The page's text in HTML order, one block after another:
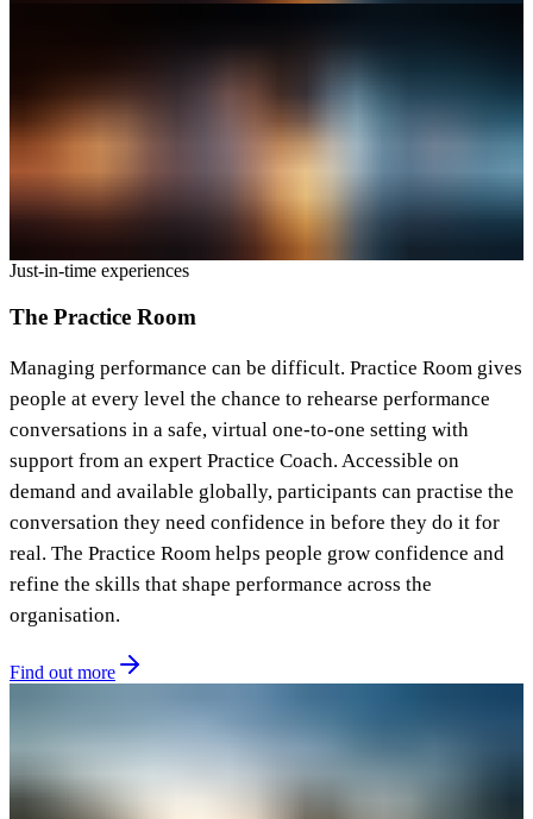
Just-in-time experiences​​​​‌ ‍ ​‍​‍‌‍ ‌ ​‍‌‍‍‌‌‍‌ ‌‍‍‌‌‍ ‍​‍​‍​ ‍‍​‍​‍‌ ​ ‌‍​‌‌‍ ‍‌‍‍‌‌ ‌​‌ ‍‌​‍ ‍‌‍‍‌‌‍ ​‍​‍​‍ ​​‍​‍‌‍‍​‌ ​‍‌‍‌‌‌‍‌‍​‍​‍​ ‍‍​‍​‍‌‍‍​‌ ‌​‌ ‌​‌ ​​​ ‍‍​‍ ​‍ ‌‍ ​‌‍ ‌‍​ ‌‍​‌‌‍ ​‌‍‍​‌‍ ‌ ​ ‌ ‌​​ ‍‍​ ​ ​ ​ ​ ​ ​ ​ ​‍ ‌‍‍‌‌‍ ‍‌ ‌​‌‍‌‌‌‍ ‍‌ ‌​​‍ ‌‍‌‌‌‍‌​‌‍‍‌‌ ‌​​‍ ‌‍ ‌‌‍ ‌‍‌​‌‍‌‌​ ‌‌ ​​‌ ​‍‌‍‌‌‌ ​ ‌‍‌‌‌‍ ‍‌ ‌​‌‍​‌‌ ‌​‌‍‍‌‌‍ ‌‍ ‍​ ‍ ‌‍‍‌‌‍‌​​ ‌​ ​‌​ ​‍‌‍​ ​ ​ ‌‍‌‍‌‍​ ‌‍​ ‌‍‌‌​‍ ‌​ ‌​​ ​‍‌‍‌​​ ​‌​‍ ‌​ ‌​​ ‌‍‌‍‌​‌‍​ ​‍ ‌​ ‍‌​ ‍​‌‍‌‌‌‍​‍​‍ ‌‌‍​ ​ ​‌‌‍‌‌‌‍​ ​ ​‍‌‍‌​‌‍‌‌‌‍‌​‌‍​ ‌‍‌‌​ ‌‍​ ‌​​ ‍ ‌ ‌​‌ ‍‌‌ ​​‌‍‌‌​ ‌‌ ​​‌‍​‌‌‍‌ ‌‍‌‌​ ‍ ‌ ​​‌‍​‌‌ ‌​‌‍‍​​ ‌‌ ​​‌‍​‌‌‍‌ ‌‍‌‌‌​​‍‌ ‌‌‌‍‍‌‌‍ ​‌‍‌​‌‍‌‌‌ ​‍​‍‌‌​ ‌‌‌​​‍‌‌ ‌‍‍ ‌‍‌‌‌ ‍‌​‍‌‌​ ​ ‌​‌​​‍‌‌​ ​ ‌​‌​​‍‌‌​ ​‍​ ​‍​ ‌​​ ​​‌‍​‍​ ​‌​ ‍​​ ​‍‌‍‌‌​ ‌​‌‍‌‍​ ​ ​ ‍‌‌‍‌‌​‍‌‌​ ​‍​ ​‍​‍‌‌​ ‌‌‌​‌​​‍ ‍‌‍​ ‌‍​‌‌ ​‍‌‍‌​‌ ​ ​‍‌‌​ ‌‌‌​​‍‌‌ ‌‍‍ ‌‍‌‌‌ ‍‌​‍‌‌​ ​ ‌​‌​​‍‌‌​ ​ ‌​‌​​‍‌‌​ ​‍​ ​‍​ ‍​​ ​​​ ‌‍‌‍​‌‌‍​‌​ ​‍​ ​‌‌‍‌‍‌‍‌‍‌‍‌‌​ ‌​‌‍‌‌​‍‌‌​ ​‍​ ​‍​‍‌‌​ ‌‌‌​‌​​‍ ‍‌ ​ ‌ ‌‌‌‍​‍‌‌‌​‌‍‍‌‌ ‌​‌‍ ​‌‍‌‌​ ‌‍​‍‌‍​‌‌ ​ ‌‍‌‌‌‌‌‌‌ ​‍‌‍ ​​ ‌‌‍‍​‌ ‌​‌ ‌​‌ ​​​‍‌‌​ ​ ‌​​‌​‍‌‌​ ​‍‌​‌‍​‍‌‌​ ​‍‌​‌‍‌‍ ​‌‍ ‌‍​ ‌‍​‌‌‍ ​‌‍‍​‌‍ ‌ ​ ‌ ‌​​‍‌‌​ ​ ‌​​‌​ ​ ​ ​ ​ ​ ​ ​ ​‍‌‍‌‍‍‌‌‍‌​​ ‌​ ​‌​ ​‍‌‍​ ​ ​ ‌‍‌‍‌‍​ ‌‍​ ‌‍‌‌​‍ ‌​ ‌​​ ​‍‌‍‌​​ ​‌​‍ ‌​ ‌​​ ‌‍‌‍‌​‌‍​ ​‍ ‌​ ‍‌​ ‍​‌‍‌‌‌‍​‍​‍ ‌‌‍​ ​ ​‌‌‍‌‌‌‍​ ​ ​‍‌‍‌​‌‍‌‌‌‍‌​‌‍​ ‌‍‌‌​ ‌‍​ ‌​​‍‌‍‌ ‌​‌ ‍‌‌ ​​‌‍‌‌​ ‌‌ ​​‌‍​‌‌‍‌ ‌‍‌‌​‍‌‍‌ ​​‌‍​‌‌ ‌​‌‍‍​​ ‌‌ ​​‌‍​‌‌‍‌ ‌‍‌‌‌​​‍‌ ‌‌‌‍‍‌‌‍ ​‌‍‌​‌‍‌‌‌ ​‍​‍‌‌​ ‌‌‌​​‍‌‌ ‌‍‍ ‌‍‌‌‌ ‍‌​‍‌‌​ ​ ‌​‌​​‍‌‌​ ​ ‌​‌​​‍‌‌​ ​‍​ ​‍​ ‌​​ ​​‌‍​‍​ ​‌​ ‍​​ ​‍‌‍‌‌​ ‌​‌‍‌‍​ ​ ​ ‍‌‌‍‌‌​‍‌‌​ ​‍​ ​‍​‍‌‌​ ‌‌‌​‌​​‍ ‍‌‍​ ‌‍​‌‌ ​‍‌‍‌​‌ ​ ​‍‌‌​ ‌‌‌​​‍‌‌ ‌‍‍ ‌‍‌‌‌ ‍‌​‍‌‌​ ​ ‌​‌​​‍‌‌​ ​ ‌​‌​​‍‌‌​ ​‍​ ​‍​ ‍​​ ​​​ ‌‍‌‍​‌‌‍​‌​ ​‍​ ​‌‌‍‌‍‌‍‌‍‌‍‌‌​ ‌​‌‍‌‌​‍‌‌​ ​‍​ ​‍​‍‌‌​ ‌‌‌​‌​​‍ ‍‌ ​ ‌ ‌‌‌‍​‍‌‌‌​‌‍‍‌‌ ‌​‌‍ ​‌‍‌‌​‍‌‍‌ ​​‌‍‌‌‌ ​‍‌ ​ ‌ ​​‌‍‌‌‌‍​ ‌ ‌​‌‍‍‌‌ ‌‍‌‍‌‌​ ‌‌ ​​‌ ‌‌‌‍​‍‌‍ ​‌‍‍‌‌ ​ ‌‍‍​‌‍‌‌‌‍‌​​‍​‍‌ ‌
The Practice Room​​​​‌ ‍ ​‍​‍‌‍ ‌ ​‍‌‍‍‌‌‍‌ ‌‍‍‌‌‍ ‍​‍​‍​ ‍‍​‍​‍‌ ​ ‌‍​‌‌‍ ‍‌‍‍‌‌ ‌​‌ ‍‌​‍ ‍‌‍‍‌‌‍ ​‍​‍​‍ ​​‍​‍‌‍‍​‌ ​‍‌‍‌‌‌‍‌‍​‍​‍​ ‍‍​‍​‍‌‍‍​‌ ‌​‌ ‌​‌ ​​​ ‍‍​‍ ​‍ ‌‍ ​‌‍ ‌‍​ ‌‍​‌‌‍ ​‌‍‍​‌‍ ‌ ​ ‌ ‌​​ ‍‍​ ​ ​ ​ ​ ​ ​ ​ ​‍ ‌‍‍‌‌‍ ‍‌ ‌​‌‍‌‌‌‍ ‍‌ ‌​​‍ ‌‍‌‌‌‍‌​‌‍‍‌‌ ‌​​‍ ‌‍ ‌‌‍ ‌‍‌​‌‍‌‌​ ‌‌ ​​‌ ​‍‌‍‌‌‌ ​ ‌‍‌‌‌‍ ‍‌ ‌​‌‍​‌‌ ‌​‌‍‍‌‌‍ ‌‍ ‍​ ‍ ‌‍‍‌‌‍‌​​ ‌​ ​‌​ ​‍‌‍​ ​ ​ ‌‍‌‍‌‍​ ‌‍​ ‌‍‌‌​‍ ‌​ ‌​​ ​‍‌‍‌​​ ​‌​‍ ‌​ ‌​​ ‌‍‌‍‌​‌‍​ ​‍ ‌​ ‍‌​ ‍​‌‍‌‌‌‍​‍​‍ ‌‌‍​ ​ ​‌‌‍‌‌‌‍​ ​ ​‍‌‍‌​‌‍‌‌‌‍‌​‌‍​ ‌‍‌‌​ ‌‍​ ‌​​ ‍ ‌ ‌​‌ ‍‌‌ ​​‌‍‌‌​ ‌‌ ​​‌‍​‌‌‍‌ ‌‍‌‌​ ‍ ‌ ​​‌‍​‌‌ ‌​‌‍‍​​ ‌‌ ​​‌‍​‌‌‍‌ ‌‍‌‌‌​​‍‌ ‌‌‌‍‍‌‌‍ ​‌‍‌​‌‍‌‌‌ ​‍​‍‌‌​ ‌‌‌​​‍‌‌ ‌‍‍ ‌‍‌‌‌ ‍‌​‍‌‌​ ​ ‌​‌​​‍‌‌​ ​ ‌​‌​​‍‌‌​ ​‍​ ​‍​ ‌​​ ​​‌‍​‍​ ​‌​ ‍​​ ​‍‌‍‌‌​ ‌​‌‍‌‍​ ​ ​ ‍‌‌‍‌‌​‍‌‌​ ​‍​ ​‍​‍‌‌​ ‌‌‌​‌​​‍ ‍‌‍​ ‌‍​‌‌ ​‍‌‍‌​‌ ​ ​‍‌‌​ ‌‌‌​​‍‌‌ ‌‍‍ ‌‍‌‌‌ ‍‌​‍‌‌​ ​ ‌​‌​​‍‌‌​ ​ ‌​‌​​‍‌‌​ ​‍​ ​‍​ ‍​​ ​​​ ‌‍‌‍​‌‌‍​‌​ ​‍​ ​‌‌‍‌‍‌‍‌‍‌‍‌‌​ ‌​‌‍‌‌​‍‌‌​ ​‍​ ​‍​‍‌‌​ ‌‌‌​‌​​‍ ‍‌ ‌​‌‍‍‌‌ ‌​‌‍ ​‌‍‌‌​ ‌‍​‍‌‍​‌‌ ​ ‌‍‌‌‌‌‌‌‌ ​‍‌‍ ​​ ‌‌‍‍​‌ ‌​‌ ‌​‌ ​​​‍‌‌​ ​ ‌​​‌​‍‌‌​ ​‍‌​‌‍​‍‌‌​ ​‍‌​‌‍‌‍ ​‌‍ ‌‍​ ‌‍​‌‌‍ ​‌‍‍​‌‍ ‌ ​ ‌ ‌​​‍‌‌​ ​ ‌​​‌​ ​ ​ ​ ​ ​ ​ ​ ​‍‌‍‌‍‍‌‌‍‌​​ ‌​ ​‌​ ​‍‌‍​ ​ ​ ‌‍‌‍‌‍​ ‌‍​ ‌‍‌‌​‍ ‌​ ‌​​ ​‍‌‍‌​​ ​‌​‍ ‌​ ‌​​ ‌‍‌‍‌​‌‍​ ​‍ ‌​ ‍‌​ ‍​‌‍‌‌‌‍​‍​‍ ‌‌‍​ ​ ​‌‌‍‌‌‌‍​ ​ ​‍‌‍‌​‌‍‌‌‌‍‌​‌‍​ ‌‍‌‌​ ‌‍​ ‌​​‍‌‍‌ ‌​‌ ‍‌‌ ​​‌‍‌‌​ ‌‌ ​​‌‍​‌‌‍‌ ‌‍‌‌​‍‌‍‌ ​​‌‍​‌‌ ‌​‌‍‍​​ ‌‌ ​​‌‍​‌‌‍‌ ‌‍‌‌‌​​‍‌ ‌‌‌‍‍‌‌‍ ​‌‍‌​‌‍‌‌‌ ​‍​‍‌‌​ ‌‌‌​​‍‌‌ ‌‍‍ ‌‍‌‌‌ ‍‌​‍‌‌​ ​ ‌​‌​​‍‌‌​ ​ ‌​‌​​‍‌‌​ ​‍​ ​‍​ ‌​​ ​​‌‍​‍​ ​‌​ ‍​​ ​‍‌‍‌‌​ ‌​‌‍‌‍​ ​ ​ ‍‌‌‍‌‌​‍‌‌​ ​‍​ ​‍​‍‌‌​ ‌‌‌​‌​​‍ ‍‌‍​ ‌‍​‌‌ ​‍‌‍‌​‌ ​ ​‍‌‌​ ‌‌‌​​‍‌‌ ‌‍‍ ‌‍‌‌‌ ‍‌​‍‌‌​ ​ ‌​‌​​‍‌‌​ ​ ‌​‌​​‍‌‌​ ​‍​ ​‍​ ‍​​ ​​​ ‌‍‌‍​‌‌‍​‌​ ​‍​ ​‌‌‍‌‍‌‍‌‍‌‍‌‌​ ‌​‌‍‌‌​‍‌‌​ ​‍​ ​‍​‍‌‌​ ‌‌‌​‌​​‍ ‍‌ ‌​‌‍‍‌‌ ‌​‌‍ ​‌‍‌‌​‍‌‍‌ ​​‌‍‌‌‌ ​‍‌ ​ ‌ ​​‌‍‌‌‌‍​ ‌ ‌​‌‍‍‌‌ ‌‍‌‍‌‌​ ‌‌ ​​‌ ‌‌‌‍​‍‌‍ ​‌‍‍‌‌ ​ ‌‍‍​‌‍‌‌‌‍‌​​‍​‍‌ ‌
Managing performance can be difficult. Practice Room gives
people at every level the chance to rehearse performance
conversations in a safe, virtual one-to-one setting with
support from an expert Practice Coach. Accessible on
demand and available globally, participants can practise the
conversation they need confidence in before they do it for
real. The Practice Room helps people grow confidence and
refine the skills that shape performance across the
organisation.​​​​‌ ‍ ​‍​‍‌‍ ‌ ​‍‌‍‍‌‌‍‌ ‌‍‍‌‌‍ ‍​‍​‍​ ‍‍​‍​‍‌ ​ ‌‍​‌‌‍ ‍‌‍‍‌‌ ‌​‌ ‍‌​‍ ‍‌‍‍‌‌‍ ​‍​‍​‍ ​​‍​‍‌‍‍​‌ ​‍‌‍‌‌‌‍‌‍​‍​‍​ ‍‍​‍​‍‌‍‍​‌ ‌​‌ ‌​‌ ​​​ ‍‍​‍ ​‍ ‌‍ ​‌‍ ‌‍​ ‌‍​‌‌‍ ​‌‍‍​‌‍ ‌ ​ ‌ ‌​​ ‍‍​ ​ ​ ​ ​ ​ ​ ​ ​‍ ‌‍‍‌‌‍ ‍‌ ‌​‌‍‌‌‌‍ ‍‌ ‌​​‍ ‌‍‌‌‌‍‌​‌‍‍‌‌ ‌​​‍ ‌‍ ‌‌‍ ‌‍‌​‌‍‌‌​ ‌‌ ​​‌ ​‍‌‍‌‌‌ ​ ‌‍‌‌‌‍ ‍‌ ‌​‌‍​‌‌ ‌​‌‍‍‌‌‍ ‌‍ ‍​ ‍ ‌‍‍‌‌‍‌​​ ‌​ ​‌​ ​‍‌‍​ ​ ​ ‌‍‌‍‌‍​ ‌‍​ ‌‍‌‌​‍ ‌​ ‌​​ ​‍‌‍‌​​ ​‌​‍ ‌​ ‌​​ ‌‍‌‍‌​‌‍​ ​‍ ‌​ ‍‌​ ‍​‌‍‌‌‌‍​‍​‍ ‌‌‍​ ​ ​‌‌‍‌‌‌‍​ ​ ​‍‌‍‌​‌‍‌‌‌‍‌​‌‍​ ‌‍‌‌​ ‌‍​ ‌​​ ‍ ‌ ‌​‌ ‍‌‌ ​​‌‍‌‌​ ‌‌ ​​‌‍​‌‌‍‌ ‌‍‌‌​ ‍ ‌ ​​‌‍​‌‌ ‌​‌‍‍​​ ‌‌ ​​‌‍​‌‌‍‌ ‌‍‌‌‌​​‍‌ ‌‌‌‍‍‌‌‍ ​‌‍‌​‌‍‌‌‌ ​‍​‍‌‌​ ‌‌‌​​‍‌‌ ‌‍‍ ‌‍‌‌‌ ‍‌​‍‌‌​ ​ ‌​‌​​‍‌‌​ ​ ‌​‌​​‍‌‌​ ​‍​ ​‍​ ‌​​ ​​‌‍​‍​ ​‌​ ‍​​ ​‍‌‍‌‌​ ‌​‌‍‌‍​ ​ ​ ‍‌‌‍‌‌​‍‌‌​ ​‍​ ​‍​‍‌‌​ ‌‌‌​‌​​‍ ‍‌‍​ ‌‍​‌‌ ​‍‌‍‌​‌ ​ ​‍‌‌​ ‌‌‌​​‍‌‌ ‌‍‍ ‌‍‌‌‌ ‍‌​‍‌‌​ ​ ‌​‌​​‍‌‌​ ​ ‌​‌​​‍‌‌​ ​‍​ ​‍​ ‍​​ ​​​ ‌‍‌‍​‌‌‍​‌​ ​‍​ ​‌‌‍‌‍‌‍‌‍‌‍‌‌​ ‌​‌‍‌‌​‍‌‌​ ​‍​ ​‍​‍‌‌​ ‌‌‌​‌​​‍ ‍‌ ​‍‌‍‍‌‌‍​ ‌‍‍​‌‌‌​‌‍‌‌‌ ‍​‌ ‌​​‍‌‌​ ‌‌‌​​‍‌‌ ‌‍‍ ‌‍‌‌‌ ‍‌​‍‌‌​ ​ ‌​‌​​‍‌‌​ ​ ‌​‌​​‍‌‌​ ​‍​ ​‍‌‍​‍​ ​‌​ ‍​‌‍‌‍​ ​ ​ ​​​ ​‌‌‍‌​‌‍​ ‌‍‌‌‌‍​‌​ ‍​​‍‌‌​ ​‍​ ​‍​‍‌‌​ ‌‌‌​‌​​‍ ‍‌‍​ ‌‍‍​‌‍‍‌‌‍ ​‌‍‌​‌ ​‍‌‍‌‌‌‍ ‍​‍‌‌​ ‌‌‌​​‍‌‌ ‌‍‍ ‌‍‌‌‌ ‍‌​‍‌‌​ ​ ‌​‌​​‍‌‌​ ​ ‌​‌​​‍‌‌​ ​‍​ ​‍​ ​ ‌‍‌‌​ ​‍​ ‌‌​ ‍‌​ ​ ​ ‍‌​ ​​​ ‍‌​ ​​​ ‍​‌‍​‌​‍‌‌​ ​‍​ ​‍​‍‌‌​ ‌‌‌​‌​​‍ ‍‌ ‌​‌‍‌‌‌ ‍​‌ ‌​​ ‌‍​‍‌‍​‌‌ ​ ‌‍‌‌‌‌‌‌‌ ​‍‌‍ ​​ ‌‌‍‍​‌ ‌​‌ ‌​‌ ​​​‍‌‌​ ​ ‌​​‌​‍‌‌​ ​‍‌​‌‍​‍‌‌​ ​‍‌​‌‍‌‍ ​‌‍ ‌‍​ ‌‍​‌‌‍ ​‌‍‍​‌‍ ‌ ​ ‌ ‌​​‍‌‌​ ​ ‌​​‌​ ​ ​ ​ ​ ​ ​ ​ ​‍‌‍‌‍‍‌‌‍‌​​ ‌​ ​‌​ ​‍‌‍​ ​ ​ ‌‍‌‍‌‍​ ‌‍​ ‌‍‌‌​‍ ‌​ ‌​​ ​‍‌‍‌​​ ​‌​‍ ‌​ ‌​​ ‌‍‌‍‌​‌‍​ ​‍ ‌​ ‍‌​ ‍​‌‍‌‌‌‍​‍​‍ ‌‌‍​ ​ ​‌‌‍‌‌‌‍​ ​ ​‍‌‍‌​‌‍‌‌‌‍‌​‌‍​ ‌‍‌‌​ ‌‍​ ‌​​‍‌‍‌ ‌​‌ ‍‌‌ ​​‌‍‌‌​ ‌‌ ​​‌‍​‌‌‍‌ ‌‍‌‌​‍‌‍‌ ​​‌‍​‌‌ ‌​‌‍‍​​ ‌‌ ​​‌‍​‌‌‍‌ ‌‍‌‌‌​​‍‌ ‌‌‌‍‍‌‌‍ ​‌‍‌​‌‍‌‌‌ ​‍​‍‌‌​ ‌‌‌​​‍‌‌ ‌‍‍ ‌‍‌‌‌ ‍‌​‍‌‌​ ​ ‌​‌​​‍‌‌​ ​ ‌​‌​​‍‌‌​ ​‍​ ​‍​ ‌​​ ​​‌‍​‍​ ​‌​ ‍​​ ​‍‌‍‌‌​ ‌​‌‍‌‍​ ​ ​ ‍‌‌‍‌‌​‍‌‌​ ​‍​ ​‍​‍‌‌​ ‌‌‌​‌​​‍ ‍‌‍​ ‌‍​‌‌ ​‍‌‍‌​‌ ​ ​‍‌‌​ ‌‌‌​​‍‌‌ ‌‍‍ ‌‍‌‌‌ ‍‌​‍‌‌​ ​ ‌​‌​​‍‌‌​ ​ ‌​‌​​‍‌‌​ ​‍​ ​‍​ ‍​​ ​​​ ‌‍‌‍​‌‌‍​‌​ ​‍​ ​‌‌‍‌‍‌‍‌‍‌‍‌‌​ ‌​‌‍‌‌​‍‌‌​ ​‍​ ​‍​‍‌‌​ ‌‌‌​‌​​‍ ‍‌ ​‍‌‍‍‌‌‍​ ‌‍‍​‌‌‌​‌‍‌‌‌ ‍​‌ ‌​​‍‌‌​ ‌‌‌​​‍‌‌ ‌‍‍ ‌‍‌‌‌ ‍‌​‍‌‌​ ​ ‌​‌​​‍‌‌​ ​ ‌​‌​​‍‌‌​ ​‍​ ​‍‌‍​‍​ ​‌​ ‍​‌‍‌‍​ ​ ​ ​​​ ​‌‌‍‌​‌‍​ ‌‍‌‌‌‍​‌​ ‍​​‍‌‌​ ​‍​ ​‍​‍‌‌​ ‌‌‌​‌​​‍ ‍‌‍​ ‌‍‍​‌‍‍‌‌‍ ​‌‍‌​‌ ​‍‌‍‌‌‌‍ ‍​‍‌‌​ ‌‌‌​​‍‌‌ ‌‍‍ ‌‍‌‌‌ ‍‌​‍‌‌​ ​ ‌​‌​​‍‌‌​ ​ ‌​‌​​‍‌‌​ ​‍​ ​‍​ ​ ‌‍‌‌​ ​‍​ ‌‌​ ‍‌​ ​ ​ ‍‌​ ​​​ ‍‌​ ​​​ ‍​‌‍​‌​‍‌‌​ ​‍​ ​‍​‍‌‌​ ‌‌‌​‌​​‍ ‍‌ ‌​‌‍‌‌‌ ‍​‌ ‌​​‍‌‍‌ ​​‌‍‌‌‌ ​‍‌ ​ ‌ ​​‌‍‌‌‌‍​ ‌ ‌​‌‍‍‌‌ ‌‍‌‍‌‌​ ‌‌ ​​‌ ‌‌‌‍​‍‌‍ ​‌‍‍‌‌ ​ ‌‍‍​‌‍‌‌‌‍‌​​‍​‍‌ ‌
Find out more​​​​‌ ‍ ​‍​‍‌‍ ‌ ​‍‌‍‍‌‌‍‌ ‌‍‍‌‌‍ ‍​‍​‍​ ‍‍​‍​‍‌ ​ ‌‍​‌‌‍ ‍‌‍‍‌‌ ‌​‌ ‍‌​‍ ‍‌‍‍‌‌‍ ​‍​‍​‍ ​​‍​‍‌‍‍​‌ ​‍‌‍‌‌‌‍‌‍​‍​‍​ ‍‍​‍​‍‌‍‍​‌ ‌​‌ ‌​‌ ​​​ ‍‍​‍ ​‍ ‌‍ ​‌‍ ‌‍​ ‌‍​‌‌‍ ​‌‍‍​‌‍ ‌ ​ ‌ ‌​​ ‍‍​ ​ ​ ​ ​ ​ ​ ​ ​‍ ‌‍‍‌‌‍ ‍‌ ‌​‌‍‌‌‌‍ ‍‌ ‌​​‍ ‌‍‌‌‌‍‌​‌‍‍‌‌ ‌​​‍ ‌‍ ‌‌‍ ‌‍‌​‌‍‌‌​ ‌‌ ​​‌ ​‍‌‍‌‌‌ ​ ‌‍‌‌‌‍ ‍‌ ‌​‌‍​‌‌ ‌​‌‍‍‌‌‍ ‌‍ ‍​ ‍ ‌‍‍‌‌‍‌​​ ‌​ ​‌​ ​‍‌‍​ ​ ​ ‌‍‌‍‌‍​ ‌‍​ ‌‍‌‌​‍ ‌​ ‌​​ ​‍‌‍‌​​ ​‌​‍ ‌​ ‌​​ ‌‍‌‍‌​‌‍​ ​‍ ‌​ ‍‌​ ‍​‌‍‌‌‌‍​‍​‍ ‌‌‍​ ​ ​‌‌‍‌‌‌‍​ ​ ​‍‌‍‌​‌‍‌‌‌‍‌​‌‍​ ‌‍‌‌​ ‌‍​ ‌​​ ‍ ‌ ‌​‌ ‍‌‌ ​​‌‍‌‌​ ‌‌ ​​‌‍​‌‌‍‌ ‌‍‌‌​ ‍ ‌ ​​‌‍​‌‌ ‌​‌‍‍​​ ‌‌ ​​‌‍​‌‌‍‌ ‌‍‌‌‌​​‍‌ ‌‌‌‍‍‌‌‍ ​‌‍‌​‌‍‌‌‌ ​‍​‍‌‌​ ‌‌‌​​‍‌‌ ‌‍‍ ‌‍‌‌‌ ‍‌​‍‌‌​ ​ ‌​‌​​‍‌‌​ ​ ‌​‌​​‍‌‌​ ​‍​ ​‍​ ‌​​ ​​‌‍​‍​ ​‌​ ‍​​ ​‍‌‍‌‌​ ‌​‌‍‌‍​ ​ ​ ‍‌‌‍‌‌​‍‌‌​ ​‍​ ​‍​‍‌‌​ ‌‌‌​‌​​‍ ‍‌‍​ ‌‍​‌‌ ​‍‌‍‌​‌ ​ ​‍‌‌​ ‌‌‌​​‍‌‌ ‌‍‍ ‌‍‌‌‌ ‍‌​‍‌‌​ ​ ‌​‌​​‍‌‌​ ​ ‌​‌​​‍‌‌​ ​‍​ ​‍​ ‍​​ ​​​ ‌‍‌‍​‌‌‍​‌​ ​‍​ ​‌‌‍‌‍‌‍‌‍‌‍‌‌​ ‌​‌‍‌‌​‍‌‌​ ​‍​ ​‍​‍‌‌​ ‌‌‌​‌​​‍ ‍‌‍​‍‌ ‌‌‌ ‌​‌ ‌​‌‍ ‌‍ ‍‌ ​ ​‍‌‌​ ‌‌‌​​‍‌‌ ‌‍‍ ‌‍‌‌‌ ‍‌​‍‌‌​ ​ ‌​‌​​‍‌‌​ ​ ‌​‌​​‍‌‌​ ​‍​ ​‍​ ​‍​ ‌​​ ‌‍‌‍‌‍‌‍‌‌‌‍‌‌​ ‌ ‌‍‌​​ ‌‍‌‍​‍​ ​​​ ‌‌​‍‌‌​ ​‍​ ​‍​‍‌‌​ ‌‌‌​‌​​‍ ‍‌ ‌​‌‍‌‌‌ ‍​‌ ‌​​ ‌‍​‍‌‍​‌‌ ​ ‌‍‌‌‌‌‌‌‌ ​‍‌‍ ​​ ‌‌‍‍​‌ ‌​‌ ‌​‌ ​​​‍‌‌​ ​ ‌​​‌​‍‌‌​ ​‍‌​‌‍​‍‌‌​ ​‍‌​‌‍‌‍ ​‌‍ ‌‍​ ‌‍​‌‌‍ ​‌‍‍​‌‍ ‌ ​ ‌ ‌​​‍‌‌​ ​ ‌​​‌​ ​ ​ ​ ​ ​ ​ ​ ​‍‌‍‌‍‍‌‌‍‌​​ ‌​ ​‌​ ​‍‌‍​ ​ ​ ‌‍‌‍‌‍​ ‌‍​ ‌‍‌‌​‍ ‌​ ‌​​ ​‍‌‍‌​​ ​‌​‍ ‌​ ‌​​ ‌‍‌‍‌​‌‍​ ​‍ ‌​ ‍‌​ ‍​‌‍‌‌‌‍​‍​‍ ‌‌‍​ ​ ​‌‌‍‌‌‌‍​ ​ ​‍‌‍‌​‌‍‌‌‌‍‌​‌‍​ ‌‍‌‌​ ‌‍​ ‌​​‍‌‍‌ ‌​‌ ‍‌‌ ​​‌‍‌‌​ ‌‌ ​​‌‍​‌‌‍‌ ‌‍‌‌​‍‌‍‌ ​​‌‍​‌‌ ‌​‌‍‍​​ ‌‌ ​​‌‍​‌‌‍‌ ‌‍‌‌‌​​‍‌ ‌‌‌‍‍‌‌‍ ​‌‍‌​‌‍‌‌‌ ​‍​‍‌‌​ ‌‌‌​​‍‌‌ ‌‍‍ ‌‍‌‌‌ ‍‌​‍‌‌​ ​ ‌​‌​​‍‌‌​ ​ ‌​‌​​‍‌‌​ ​‍​ ​‍​ ‌​​ ​​‌‍​‍​ ​‌​ ‍​​ ​‍‌‍‌‌​ ‌​‌‍‌‍​ ​ ​ ‍‌‌‍‌‌​‍‌‌​ ​‍​ ​‍​‍‌‌​ ‌‌‌​‌​​‍ ‍‌‍​ ‌‍​‌‌ ​‍‌‍‌​‌ ​ ​‍‌‌​ ‌‌‌​​‍‌‌ ‌‍‍ ‌‍‌‌‌ ‍‌​‍‌‌​ ​ ‌​‌​​‍‌‌​ ​ ‌​‌​​‍‌‌​ ​‍​ ​‍​ ‍​​ ​​​ ‌‍‌‍​‌‌‍​‌​ ​‍​ ​‌‌‍‌‍‌‍‌‍‌‍‌‌​ ‌​‌‍‌‌​‍‌‌​ ​‍​ ​‍​‍‌‌​ ‌‌‌​‌​​‍ ‍‌‍​‍‌ ‌‌‌ ‌​‌ ‌​‌‍ ‌‍ ‍‌ ​ ​‍‌‌​ ‌‌‌​​‍‌‌ ‌‍‍ ‌‍‌‌‌ ‍‌​‍‌‌​ ​ ‌​‌​​‍‌‌​ ​ ‌​‌​​‍‌‌​ ​‍​ ​‍​ ​‍​ ‌​​ ‌‍‌‍‌‍‌‍‌‌‌‍‌‌​ ‌ ‌‍‌​​ ‌‍‌‍​‍​ ​​​ ‌‌​‍‌‌​ ​‍​ ​‍​‍‌‌​ ‌‌‌​‌​​‍ ‍‌ ‌​‌‍‌‌‌ ‍​‌ ‌​​‍‌‍‌ ​​‌‍‌‌‌ ​‍‌ ​ ‌ ​​‌‍‌‌‌‍​ ‌ ‌​‌‍‍‌‌ ‌‍‌‍‌‌​ ‌‌ ​​‌ ‌‌‌‍​‍‌‍ ​‌‍‍‌‌ ​ ‌‍‍​‌‍‌‌‌‍‌​​‍​‍‌ ‌